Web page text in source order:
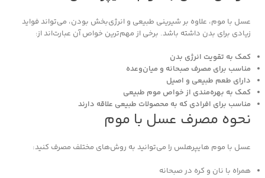
عسل با موم، علاوه بر شیرینی طبیعی و انرژی‌بخش بودن، می‌تواند فواید
زیادی برای بدن داشته باشد. برخی از مهم‌ترین خواص آن عبارت‌اند از:
کمک به تقویت انرژی بدن
مناسب برای مصرف صبحانه و میان‌وعده
دارای طعم طبیعی و اصیل
کمک به بهره‌مندی از خواص موم طبیعی
مناسب برای افرادی که به محصولات طبیعی علاقه دارند
نحوه مصرف عسل با موم
عسل با موم هایپرهلس را می‌توانید به روش‌های مختلف مصرف کنید:
همراه با نان و کره در صبحانه